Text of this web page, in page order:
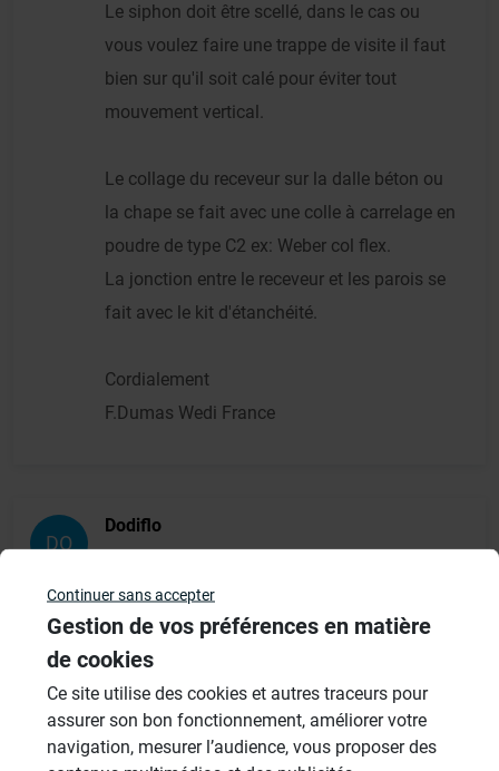
Le siphon doit être scellé, dans le cas ou
vous voulez faire une trappe de visite il faut
bien sur qu'il soit calé pour éviter tout
mouvement vertical.
Le collage du receveur sur la dalle béton ou
la chape se fait avec une colle à carrelage en
poudre de type C2 ex: Weber col flex.
La jonction entre le receveur et les parois se
fait avec le kit d'étanchéité.
Cordialement
F.Dumas Wedi France
DO
Dodiflo
Parfait, réponse claire, rapide et précise.
merci
Résultats - page 1 (2 résultats au total)
Continuer sans accepter
Gestion de vos préférences en matière
de cookies
Ce site utilise des cookies et autres traceurs pour
assurer son bon fonctionnement, améliorer votre
navigation, mesurer l’audience, vous proposer des